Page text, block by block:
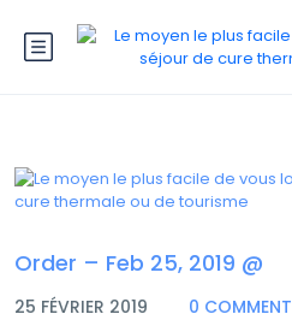
Order – Feb 25, 2019 @
25 FÉVRIER 2019 0 COMMENT